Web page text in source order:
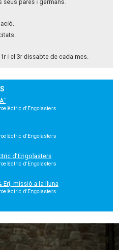
seus pares i germans.
i el 3r dissabte de cada mes.
d'Engolasters
d'Engolasters
d’Engolasters
d'Engolasters
Eri, missió a la lluna
d'Engolasters